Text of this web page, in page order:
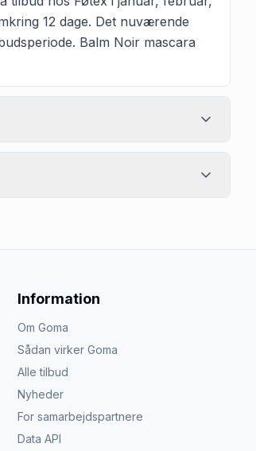
12 dage. Det nuværende
Balm Noir mascara
Information
Om Goma
Sådan virker Goma
Alle tilbud
Nyheder
For samarbejdspartnere
Data API